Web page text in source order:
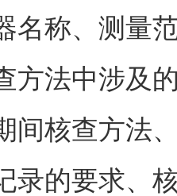
名称、测量
方法中涉及
间核查方法
录的要求、